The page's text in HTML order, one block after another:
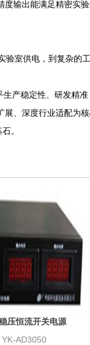
度输出能满足精密实
验室供电，到复杂的
产稳定性、研发精准
展、深度行业适配为
。
压恒流开关电源
YK-AD3050